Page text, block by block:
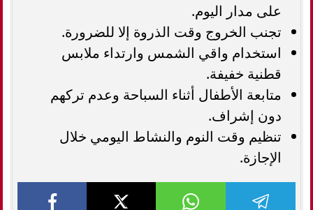
على مدار اليوم.
تجنب الخروج وقت الذروة إلا للضرورة.
استخدام واقي الشمس وارتداء ملابس
قطنية خفيفة.
متابعة الأطفال أثناء السباحة وعدم تركهم
دون إشراف.
تنظيم وقت النوم والنشاط اليومي خلال
الإجازة.